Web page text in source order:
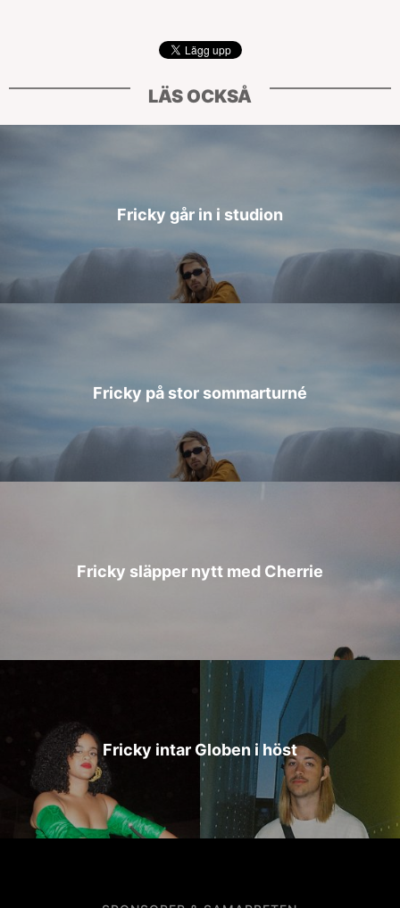
LÄS OCKSÅ
Fricky går in i studion
Fricky på stor sommarturné
Fricky släpper nytt med Cherrie
Fricky intar Globen i höst